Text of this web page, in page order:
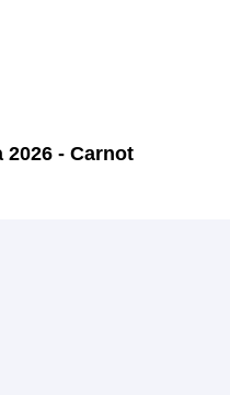
- Carnot